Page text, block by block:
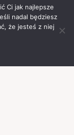
Ci jak najlepsze
nadal będziesz
że jesteś z niej